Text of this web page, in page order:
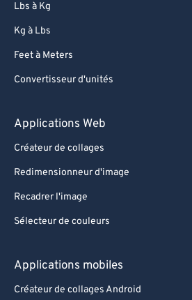
Lbs à Kg
Kg à Lbs
Feet à Meters
Convertisseur d'unités
Applications Web
Créateur de collages
Redimensionneur d'image
Recadrer l'image
Sélecteur de couleurs
Applications mobiles
Créateur de collages Android